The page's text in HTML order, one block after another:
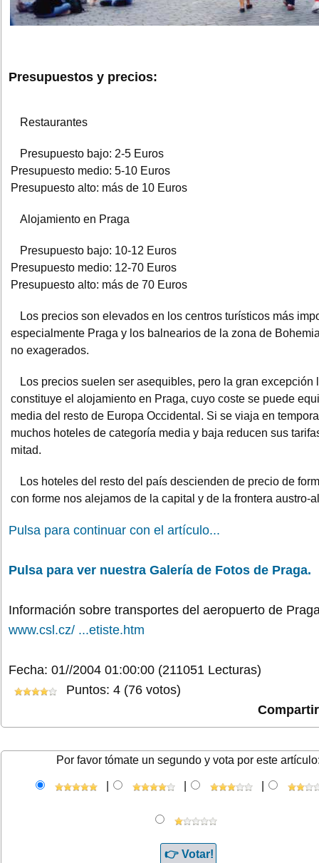
Presupuestos y precios:
Restaurantes
Presupuesto bajo: 2-5 Euros
Presupuesto medio: 5-10 Euros
Presupuesto alto: más de 10 Euros
Alojamiento en Praga
Presupuesto bajo: 10-12 Euros
Presupuesto medio: 12-70 Euros
Presupuesto alto: más de 70 Euros
Los precios son elevados en los centros turísticos más
especialmente Praga y los balnearios de la zona de
no exagerados.
Los precios suelen ser asequibles, pero la gran excepción
constituye el alojamiento en Praga, cuyo coste se puede
media del resto de Europa Occidental. Si se viaja en
muchos hoteles de categoría media y baja reducen sus
mitad.
Los hoteles del resto del país descienden de precio de
con forme nos alejamos de la capital y de la frontera austro-
Pulsa para continuar con el artículo...
Pulsa para ver nuestra Galería de Fotos de Praga.
Información sobre transportes del aeropuerto de
www.csl.cz/ ...etiste.htm
Fecha: 01//2004 01:00:00 (211051 Lecturas)
Puntos: 4 (76 votos)
Por favor tómate un segundo y vota por este